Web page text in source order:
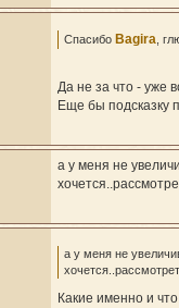
Спасибо Bagira ,
Да не за что - уже
Еще бы подсказку
а у меня не
а у меня не
Какие именно и